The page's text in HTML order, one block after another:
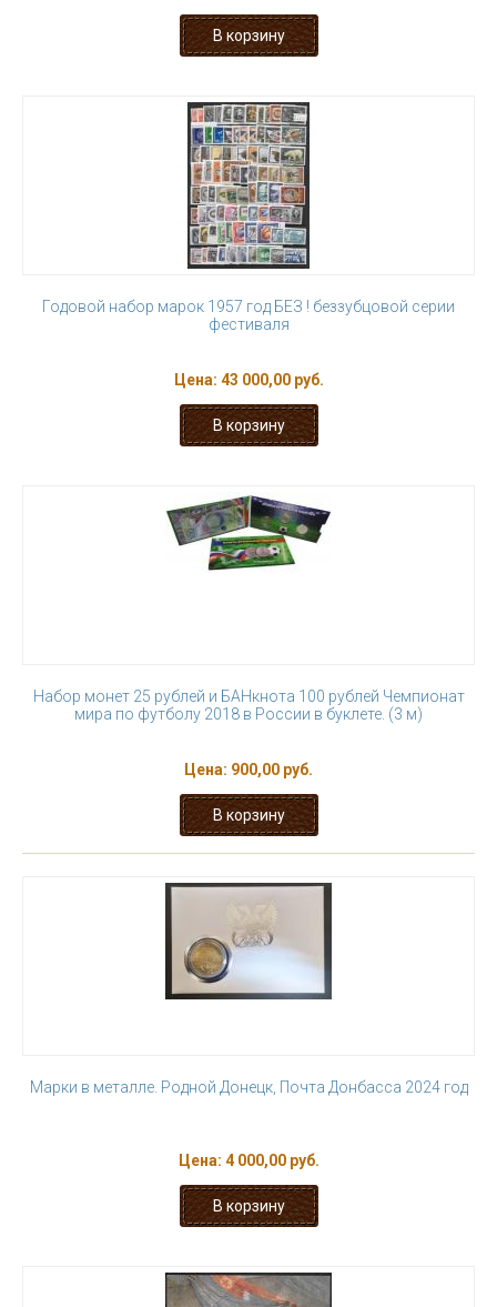
Годовой набор марок 1957 год БЕЗ ! беззубцовой серии
фестиваля
Цена: 43 000,00 руб.
Набор монет 25 рублей и БАНкнота 100 рублей Чемпионат
мира по футболу 2018 в России в буклете. (3 м)
Цена: 900,00 руб.
Марки в металле. Родной Донецк, Почта Донбасса 2024 год
Цена: 4 000,00 руб.